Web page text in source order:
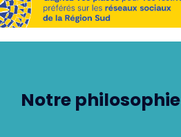
Notre philosophie